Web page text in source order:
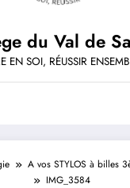
du Val de
EN SOI, RÉUSSIR
A vos STYLOS à billes
IMG_3584